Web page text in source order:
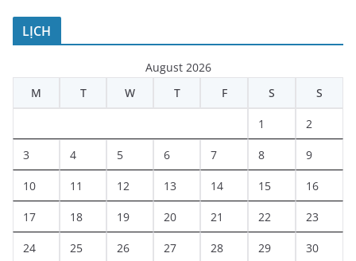
LỊCH
August 2026
M
T W T F S S
1 2
3 4 5 6 7 8 9
10 11 12 13 14 15 16
17 18 19 20 21 22 23
24 25 26 27 28 29 30